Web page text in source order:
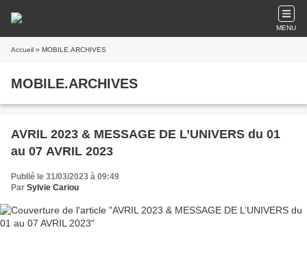
MENU
Accueil » MOBILE.ARCHIVES
MOBILE.ARCHIVES
AVRIL 2023 & MESSAGE DE L’UNIVERS du 01
au 07 AVRIL 2023
Publié le 31/03/2023 à 09:49
Par Sylvie Cariou